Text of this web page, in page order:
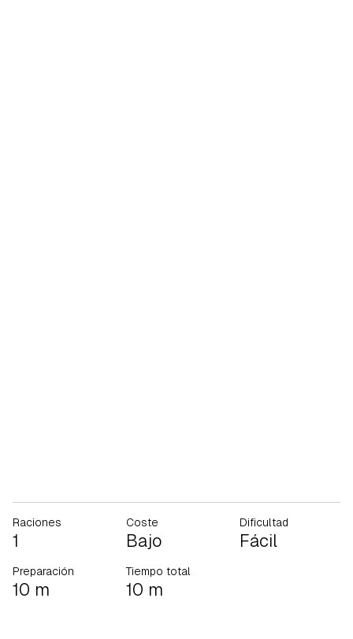
Raciones
1
Coste
Bajo
Dificultad
Fácil
Preparación
10 m
Tiempo total
10 m